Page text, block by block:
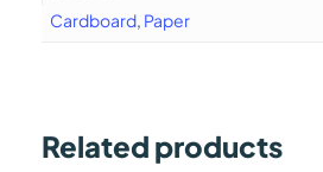
Cardboard, Paper
Related products